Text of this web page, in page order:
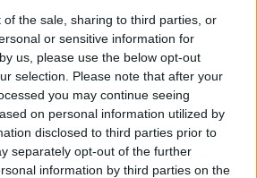
of the sale, sharing to third parties, or
or sensitive information for
us, please use the below opt-out
selection. Please note that after your
you may continue seeing
on personal information utilized by
disclosed to third parties prior to
separately opt-out of the further
information by third parties on the
που διατηρούσε τη σορό
καταψύκτη επί 2,5 χρόνια –
κατηγορίες